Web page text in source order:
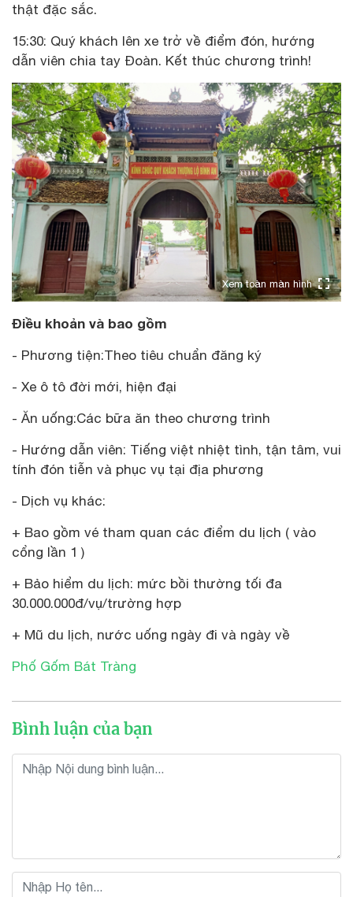
thật đặc sắc.
15:30: Quý khách lên xe trở về điểm đón, hướng
dẫn viên chia tay Đoàn. Kết thúc chương trình!
Xem toàn màn hình
Điều khoản và bao gồm
- Phương tiện:Theo tiêu chuẩn đăng ký
- Xe ô tô đời mới, hiện đại
- Ăn uống:Các bữa ăn theo chương trình
- Hướng dẫn viên: Tiếng việt nhiệt tình, tận tâm, vui
tính đón tiễn và phục vụ tại địa phương
- Dịch vụ khác:
+ Bao gồm vé tham quan các điểm du lịch ( vào
cổng lần 1 )
+ Bảo hiểm du lịch: mức bồi thường tối đa
30.000.000đ/vụ/trường hợp
+ Mũ du lịch, nước uống ngày đi và ngày về
Phố Gốm Bát Tràng
Bình luận của bạn